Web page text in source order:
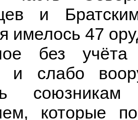
и
имелось 47
без
и слабо
которые